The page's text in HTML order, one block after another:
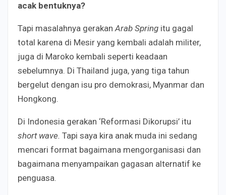
acak bentuknya?
Tapi masalahnya gerakanArab Spring itu gagal
total karena di Mesir yang kembali adalah militer,
juga di Maroko kembali seperti keadaan
sebelumnya. Di Thailand juga, yang tiga tahun
bergelut dengan isu pro demokrasi, Myanmar dan
Hongkong.
Di Indonesia gerakan ‘Reformasi Dikorupsi’ itu
short wave. Tapi saya kira anak muda ini sedang
mencari format bagaimana mengorganisasi dan
bagaimana menyampaikan gagasan alternatif ke
penguasa.